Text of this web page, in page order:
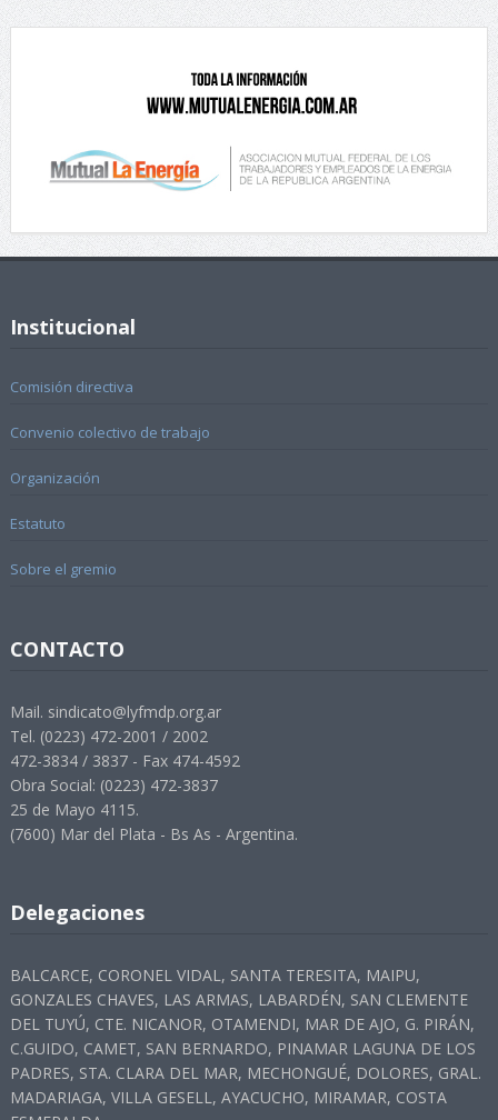
Institucional
Comisión directiva
Convenio colectivo de trabajo
Organización
Estatuto
Sobre el gremio
CONTACTO
Mail. sindicato@lyfmdp.org.ar
Tel. (0223) 472-2001 / 2002
472-3834 / 3837 - Fax 474-4592
Obra Social: (0223) 472-3837
25 de Mayo 4115.
(7600) Mar del Plata - Bs As - Argentina.
Delegaciones
BALCARCE, CORONEL VIDAL, SANTA TERESITA, MAIPU,
GONZALES CHAVES, LAS ARMAS, LABARDÉN, SAN CLEMENTE
DEL TUYÚ, CTE. NICANOR, OTAMENDI, MAR DE AJO, G. PIRÁN,
C.GUIDO, CAMET, SAN BERNARDO, PINAMAR LAGUNA DE LOS
PADRES, STA. CLARA DEL MAR, MECHONGUÉ, DOLORES, GRAL.
MADARIAGA, VILLA GESELL, AYACUCHO, MIRAMAR, COSTA